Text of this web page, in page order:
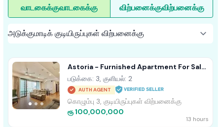
வாடகைக்குவாடகைக்கு விற்பனைக்குவிற்பனைக்கு
Astoria - Furnished Apartment For Sale
A44152
படுக்கை: 3, குளியல்: 2
AUTH AGENT
கொழும்பு 3, குடியிருப்புகள் விற்பனைக்கு
ரூ 100,000,000
13 hours